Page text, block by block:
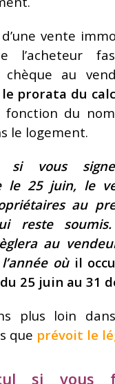
vente
l’acheteur
chèque au
le prorata du
fonction du
le logement.
si vous
le 25 juin, le
au
reste soumis.
au
où il
25 juin au 31
plus loin
que prévoit le
si vous